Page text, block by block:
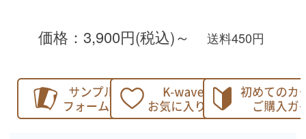
価格：3,900円(税込)～ 送料450円